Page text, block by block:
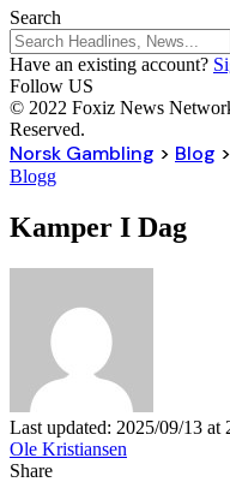
Search
Have an existing account?
Follow US
© 2022 Foxiz News
Reserved.
Norsk Gambling > Blog >
Blogg
Kamper I Dag
Last updated: 2025/09/13 at
Ole Kristiansen
Share